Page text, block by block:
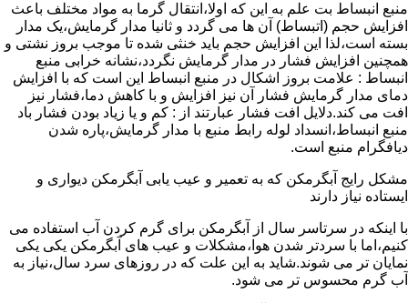
منبع انبساط بت علم به این که اولا،انتقال گرما به مواد مختلف باعث
افزایش حجم (اتبساط) آن ها می گردد و ثانیا مدار گرمایش،یک مدار
بسته است،لذا این افزایش حجم باید خنثی شده تا موجب بروز نشتی و
همچنین افزایش فشار در مدار گرمایش نگردد،نشانه خرابی منبع
انبساط : علامت بروز اشکال در منبع انبساط این است که با افزایش
دمای مدار گرمایش فشار آن نیز افزایش و با کاهش دما،فشار نیز
افت می کند.دلایل افت فشار عبارتند از : کم و یا زیاد بودن فشار باد
منبع انبساط،انسداد لوله رابط منبع با مدار گرمایش،پاره شدن
دیافگرام منبع است.
مشکل رایج آبگرمکن که به تعمیر و عیب یابی آبگرمکن دیواری و
ایستاده نیاز دارند
با اینکه در سرتاسر سال از آبگرمکن برای گرم کردن آب استفاده می
کنیم،اما با سردتر شدن هوا،مشکلات و عیب های آبگرمکن یکی یکی
نمایان تر می شوند.شاید به این علت که در روزهای سرد سال،نیاز به
آب گرم محسوس تر می شود.